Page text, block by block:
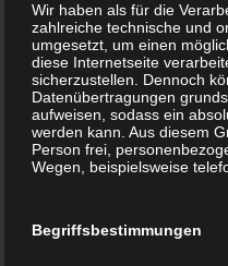
und wir können sie bei
hilfreichere ersetzen. Es
eigene Stimme zu
Unsere eigene
Vorstellungen zu lösen,
sind. Herauszufinden,
Wir haben als für die
zahlreiche technische und
umgesetzt, um einen
diese Internetseite
sicherzustellen. Dennoch
Datenübertragungen
aufweisen, sodass ein
werden kann. Aus diesem
Person frei,
Wegen, beispielsweise
Begriffsbestimmungen